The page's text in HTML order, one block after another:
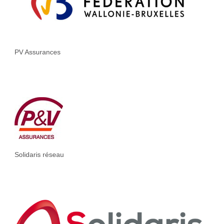
PV Assurances
Solidaris réseau